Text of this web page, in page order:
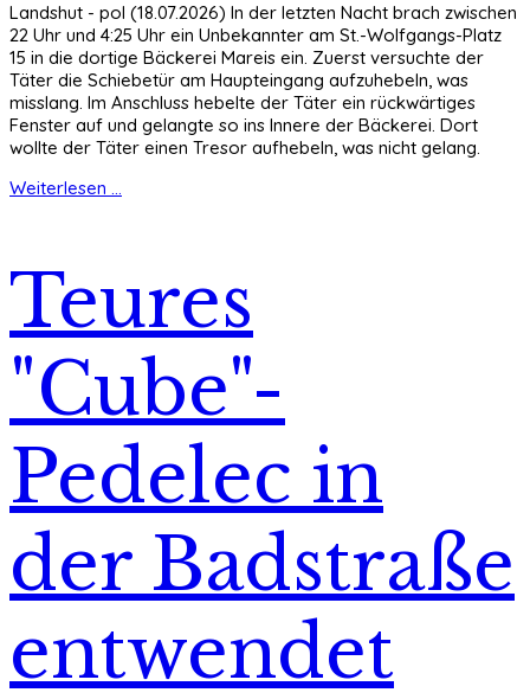
Landshut - pol (18.07.2026) In der letzten Nacht brach zwischen
22 Uhr und 4:25 Uhr ein Unbekannter am St.-Wolfgangs-Platz
15 in die dortige Bäckerei Mareis ein. Zuerst versuchte der
Täter die Schiebetür am Haupteingang aufzuhebeln, was
misslang. Im Anschluss hebelte der Täter ein rückwärtiges
Fenster auf und gelangte so ins Innere der Bäckerei. Dort
wollte der Täter einen Tresor aufhebeln, was nicht gelang.
Weiterlesen ...
Teures
"Cube"-
Pedelec in
der Badstraße
entwendet